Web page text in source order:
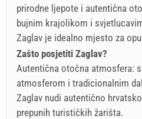
prirodne ljepote i autentična
bujnim krajolikom i
Zaglav je idealno mjesto za
Zašto posjetiti Zaglav?
Autentična otočna atmosfera:
atmosferom i tradicionalnim
Zaglav nudi autentično
prepunih turističkih žarišta.